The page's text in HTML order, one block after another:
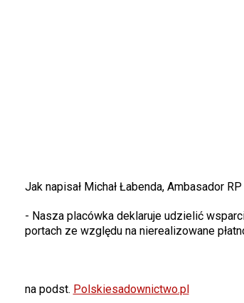
Jak napisał Michał Łabenda, Ambasador
- Nasza placówka deklaruje udzielić
portach ze względu na nierealizowane
na podst. Polskiesadownictwo.pl